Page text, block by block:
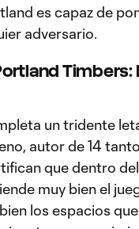
es capaz de
adversario.
Timbers:
un tridente
autor de 14
que dentro
muy bien el
los espacios